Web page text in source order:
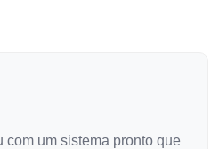
com um sistema pronto que